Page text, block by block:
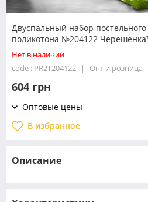
Двуспальный набор
поликотона №204122
Нет в наличии
code : PR2T204122
Опт и розница
604 грн
Оптовые цены
В избранное
Описание